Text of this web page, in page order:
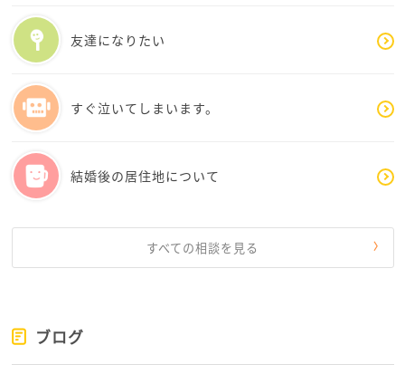
少しでも参考になれば幸いです。
友達になりたい
すぐ泣いてしまいます。
結婚後の居住地について
すべての相談を見る
ブログ